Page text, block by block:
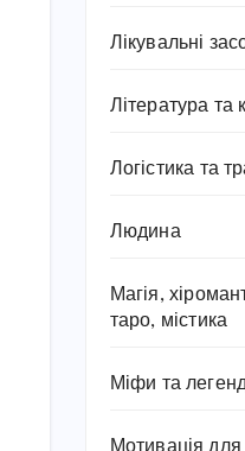
Лікувальні
Література та
Логістика та
Людина
Магія,
таро, містика
Міфи та
Мотивація для